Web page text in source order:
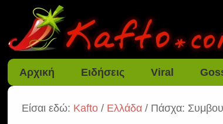
Αρχική Ειδήσεις Viral
Είσαι εδώ: Kafto / Ελλάδα / Πάσχα: